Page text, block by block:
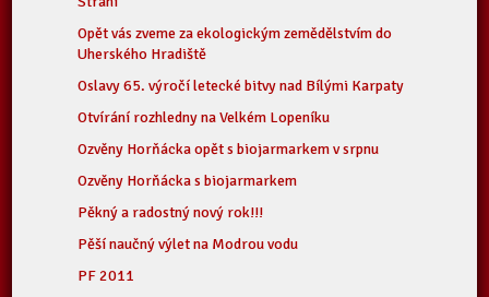
Opět vás zveme za ekologickým zemědělstvím do
Uherského Hradiště
Oslavy 65. výročí letecké bitvy nad Bílými Karpaty
Otvírání rozhledny na Velkém Lopeníku
Ozvěny Horňácka opět s biojarmarkem v srpnu
Ozvěny Horňácka s biojarmarkem
Pěkný a radostný nový rok!!!
Pěší naučný výlet na Modrou vodu
PF 2011